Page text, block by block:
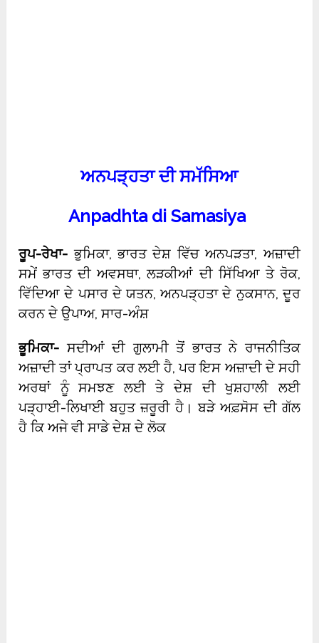
ਅਨਪੜ੍ਹਤਾ ਦੀ ਸਮੱਸਿਆ
Anpadhta di Samasiya
ਰੂਪ-ਰੇਖਾ- ਭੁਮਿਕਾ, ਭਾਰਤ ਦੇਸ਼ ਵਿੱਚ ਅਨਪੜਤਾ, ਅਜ਼ਾਦੀ
ਸਮੇਂ ਭਾਰਤ ਦੀ ਅਵਸਥਾ, ਲੜਕੀਆਂ ਦੀ ਸਿੱਖਿਆ ਤੇ ਰੋਕ,
ਵਿੱਦਿਆ ਦੇ ਪਸਾਰ ਦੇ ਯਤਨ, ਅਨਪੜ੍ਹਤਾ ਦੇ ਨੁਕਸਾਨ, ਦੂਰ
ਕਰਨ ਦੇ ਉਪਾਅ, ਸਾਰ-ਅੰਸ਼
ਭੂਮਿਕਾ- ਸਦੀਆਂ ਦੀ ਗੁਲਾਮੀ ਤੋਂ ਭਾਰਤ ਨੇ ਰਾਜਨੀਤਿਕ
ਅਜ਼ਾਦੀ ਤਾਂ ਪ੍ਰਾਪਤ ਕਰ ਲਈ ਹੈ, ਪਰ ਇਸ ਅਜ਼ਾਦੀ ਦੇ ਸਹੀ
ਅਰਥਾਂ ਨੂੰ ਸਮਝਣ ਲਈ ਤੇ ਦੇਸ਼ ਦੀ ਖੁਸ਼ਹਾਲੀ ਲਈ
ਪੜ੍ਹਾਈ-ਲਿਖਾਈ ਬਹੁਤ ਜ਼ਰੂਰੀ ਹੈ। ਬੜੇ ਅਫ਼ਸੋਸ ਦੀ ਗੱਲ
ਹੈ ਕਿ ਅਜੇ ਵੀ ਸਾਡੇ ਦੇਸ਼ ਦੇ ਲੋਕ